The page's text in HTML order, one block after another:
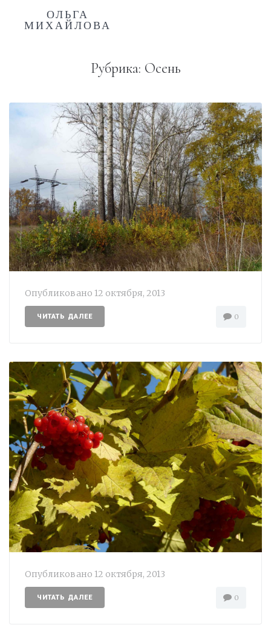
ОЛЬГА
МИХАЙЛОВА
Рубрика: Осень
Опубликовано 12 октября, 2013
ЧИТАТЬ ДАЛЕЕ 0
Опубликовано 12 октября, 2013
ЧИТАТЬ ДАЛЕЕ 0